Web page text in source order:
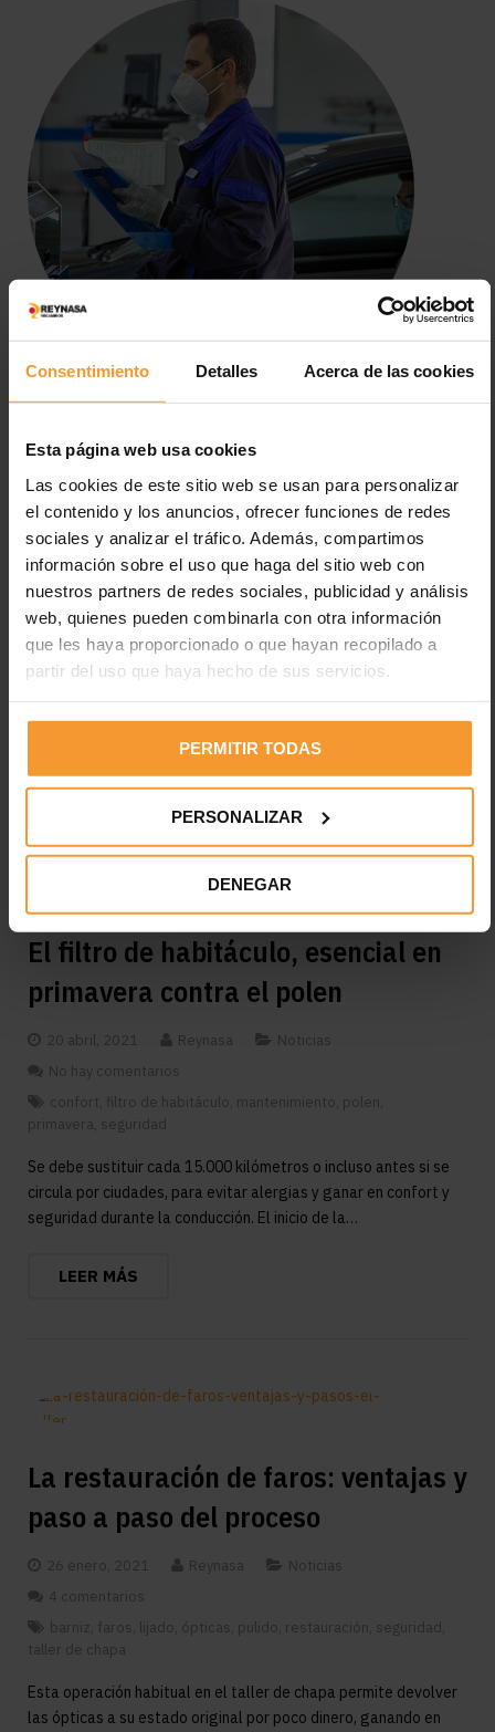
Consentimiento Detalles Acerca de las cookies
Esta página web usa cookies
Las cookies de este sitio web se usan para personalizar
el contenido y los anuncios, ofrecer funciones de redes
sociales y analizar el tráfico. Además, compartimos
información sobre el uso que haga del sitio web con
nuestros partners de redes sociales, publicidad y análisis
web, quienes pueden combinarla con otra información
que les haya proporcionado o que hayan recopilado a
partir del uso que haya hecho de sus servicios.
PERMITIR TODAS
PERSONALIZAR
DENEGAR
la ITV desde el 1 de junio
1 junio, 2021 Reynasa
Noticias
No hay comentarios
brexit,emisiones inspección técnica ,ITV ,legislación ,
mantenimiento,Normativa,seguridad,taller
Se endurece la gravedad de algunos fallos, se mantienen las
medidas antiCovid-19 y se adecúa a los vehículos de Reino
El filtro de habitáculo, esencial en
primavera contra el polen
20 abril, 2021 Reynasa
Noticias
No hay comentarios
confort
filtro de habitáculo mantenimiento polen
primavera seguridad
Se debe sustituir cada 15.000 kilómetros o incluso antes si se
circula por ciudades, para evitar alergias y ganar en confort y
seguridad durante la conducción. El inicio de la…
LEER MÁS
La restauración de faros: ventajas y
paso a paso del proceso
26 enero, 2021 Reynasa
Noticias
4 comentarios
barniz faros lijado ópticas pulido restauración seguridad
taller de chapa
Esta operación habitual en el taller de chapa permite devolver
las ópticas a su estado original por poco dinero, ganando en